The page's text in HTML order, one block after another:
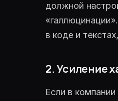
должной
в коде и
2. Усиление
Если в